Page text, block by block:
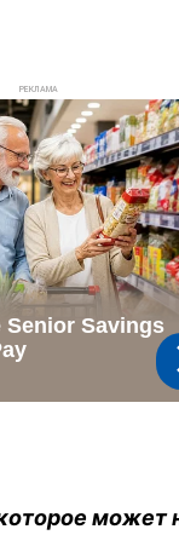
РЕКЛАМА
может